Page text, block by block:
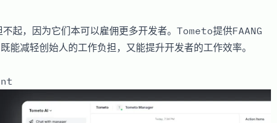
起，因为它们本可以雇佣更多开发者。Tometo提供FAANG
能减轻创始人的工作负担，又能提升开发者的工作效率。